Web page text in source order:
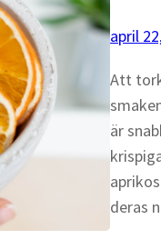
april
Att
är
deras